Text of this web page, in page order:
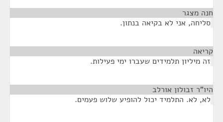
חנה מצגר
סליחה, אני לא בקיאה בנתון.
קריאה
זה מיליון תלמידים שעברו ימי פעילות.
היו"ר זבולון אורלב
לא, לא. התלמיד יכול להופיע שלוש פעמים.